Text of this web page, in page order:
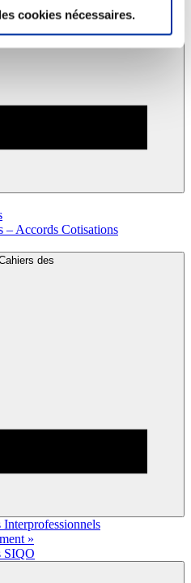
cookies nécessaires.
– Accords Cotisations
des
Interprofessionnels
»
SIQO